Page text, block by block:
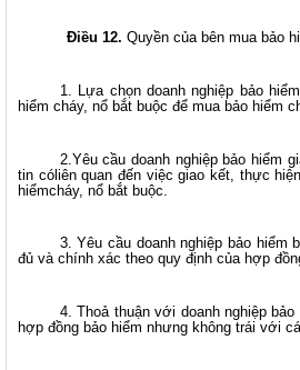
Điều 12. Quyền của bên mua bảo
1. Lựa chọn doanh nghiệp bảo
hiểm cháy, nổ bắt buộc để mua bảo hiểm
2.Yêu cầu doanh nghiệp bảo hiểm
tin cóliên quan đến việc giao kết, thực
hiểmcháy, nổ bắt buộc.
3. Yêu cầu doanh nghiệp bảo hiểm
đủ và chính xác theo quy định của hợp
4. Thoả thuận với doanh nghiệp
hợp đồng bảo hiểm nhưng không trái với